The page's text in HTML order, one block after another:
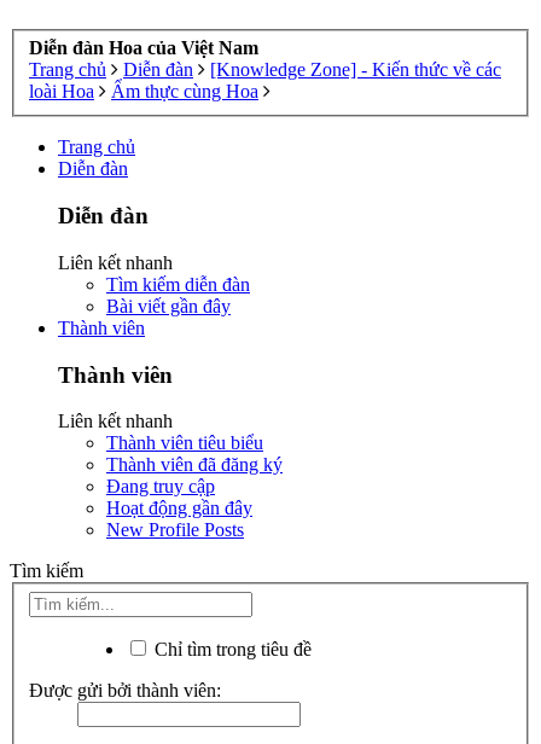
Diễn đàn Hoa của Việt Nam
Trang chủ
Diễn đàn
[Knowledge Zone] - Kiến thức về các
loài Hoa
Ẩm thực cùng Hoa
Trang chủ
Diễn đàn
Diễn đàn
Liên kết nhanh
Tìm kiếm diễn đàn
Bài viết gần đây
Thành viên
Thành viên
Liên kết nhanh
Thành viên tiêu biểu
Thành viên đã đăng ký
Đang truy cập
Hoạt động gần đây
New Profile Posts
Tìm kiếm
Chỉ tìm trong tiêu đề
Được gửi bởi thành viên: